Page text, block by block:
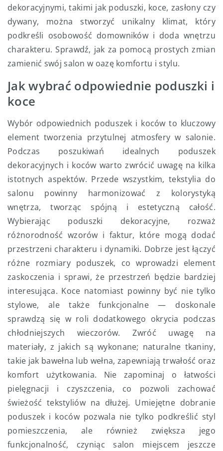
dekoracyjnymi, takimi jak poduszki, koce, zasłony czy
dywany, można stworzyć unikalny klimat, który
podkreśli osobowość domowników i doda wnętrzu
charakteru. Sprawdź, jak za pomocą prostych zmian
zamienić swój salon w oazę komfortu i stylu.
Jak wybrać odpowiednie poduszki i
koce
Wybór odpowiednich poduszek i koców to kluczowy
element tworzenia przytulnej atmosfery w salonie.
Podczas poszukiwań idealnych poduszek
dekoracyjnych i koców warto zwrócić uwagę na kilka
istotnych aspektów. Przede wszystkim, tekstylia do
salonu powinny harmonizować z kolorystyką
wnętrza, tworząc spójną i estetyczną całość.
Wybierając poduszki dekoracyjne, rozważ
różnorodność wzorów i faktur, które mogą dodać
przestrzeni charakteru i dynamiki. Dobrze jest łączyć
różne rozmiary poduszek, co wprowadzi element
zaskoczenia i sprawi, że przestrzeń będzie bardziej
interesująca. Koce natomiast powinny być nie tylko
stylowe, ale także funkcjonalne — doskonale
sprawdzą się w roli dodatkowego okrycia podczas
chłodniejszych wieczorów. Zwróć uwagę na
materiały, z jakich są wykonane; naturalne tkaniny,
takie jak bawełna lub wełna, zapewniają trwałość oraz
komfort użytkowania. Nie zapominaj o łatwości
pielęgnacji i czyszczenia, co pozwoli zachować
świeżość tekstyliów na dłużej. Umiejętne dobranie
poduszek i koców pozwala nie tylko podkreślić styl
pomieszczenia, ale również zwiększa jego
funkcjonalność, czyniąc salon miejscem jeszcze